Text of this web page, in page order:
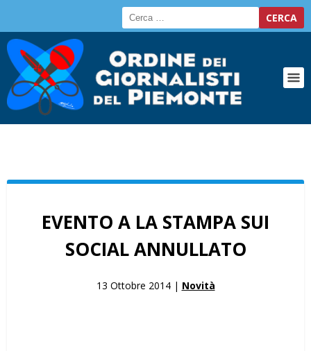
EVENTO A LA STAMPA SUI
SOCIAL ANNULLATO
13 Ottobre 2014 | Novità